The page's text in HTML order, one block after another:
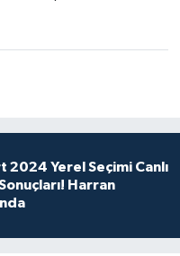
2024 Yerel Seçimi Canlı
Harran